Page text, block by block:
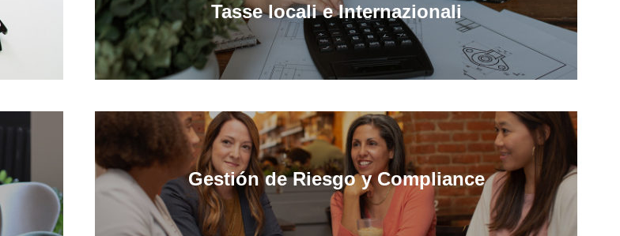
Tasse locali e Internazionali
Gestión de Riesgo y Compliance